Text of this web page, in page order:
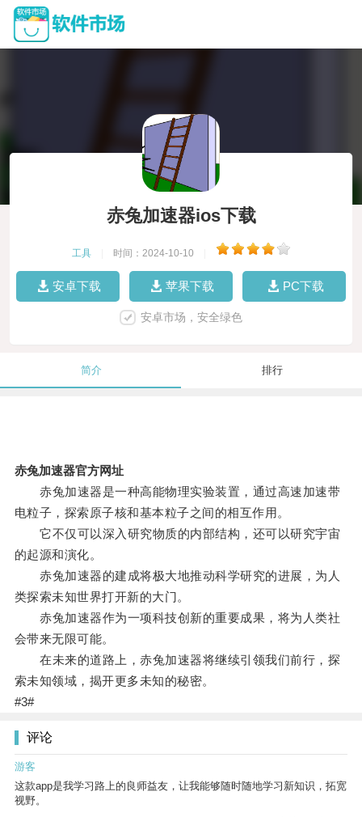
赤兔加速器ios下载
工具 时间：2024-10-10
安卓下载 苹果下载 PC下载
安卓市场，安全绿色
简介 排行
赤兔加速器官方网址
赤兔加速器是一种高能物理实验装置，通过高速加速带
电粒子，探索原子核和基本粒子之间的相互作用。
它不仅可以深入研究物质的内部结构，还可以研究宇宙
的起源和演化。
赤兔加速器的建成将极大地推动科学研究的进展，为人
类探索未知世界打开新的大门。
赤兔加速器作为一项科技创新的重要成果，将为人类社
会带来无限可能。
在未来的道路上，赤兔加速器将继续引领我们前行，探
索未知领域，揭开更多未知的秘密。
#3#
评论
游客
这款app是我学习路上的良师益友，让我能够随时随地学习新知识，拓宽
视野。